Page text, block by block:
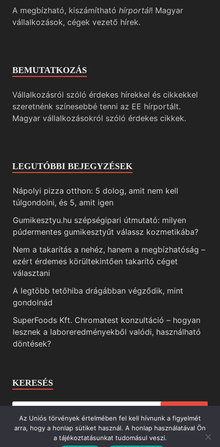
A megbízható, kiszámítható hírportál! Magyar
vállalkozások, cégek vezető hírek.
BEMUTATKOZÁS
Vállalkozásról szóló érdekes hírekkel és cikkekkel
szeretnénk színesebbé tenni az EE hírportált.
Magyar vállalkozásokról szóló érdekes cikkek.
LEGUTÓBBI BEJEGYZÉSEK
Nápolyi pizza otthon: 5 dolog, amit nem kell
túlgondolni, és 5, amit igen
Gumikesztyu.hu szépségipari útmutató: milyen
púdermentes gumikesztyűt válassz kozmetikába?
Nem a takarítás a nehéz, hanem a megbízhatóság –
ezért érdemes körültekintően takarító céget
választani
A legtöbb tetőhiba drágábban végződik, mint
gondolnád
SuperFoods Kft. Chromatest konzultáció – hogyan
lesznek a laboreredményekből valódi, használható
döntések?
KERESÉS
Az Uniós törvények értelmében fel kell hívnunk a figyelmét
arra, hogy a honlap sütiket használ. A honlap használatával Ön
a tájékoztatásunkat tudomásul veszi.